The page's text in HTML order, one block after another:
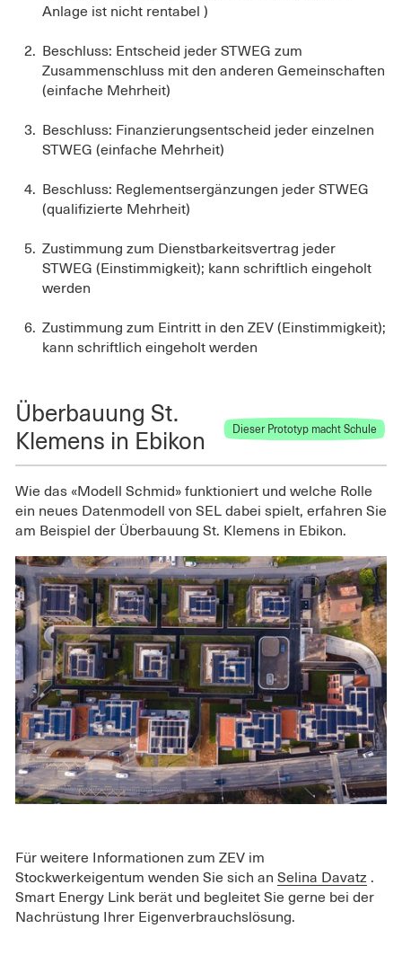
Anlage ist nicht rentabel )
Beschluss: Entscheid jeder STWEG zum
Zusammenschluss mit den anderen Gemeinschaften
(einfache Mehrheit)
Beschluss: Finanzierungsentscheid jeder einzelnen
STWEG (einfache Mehrheit)
Beschluss: Reglementsergänzungen jeder STWEG
(qualifizierte Mehrheit)
Zustimmung zum Dienstbarkeitsvertrag jeder
STWEG (Einstimmigkeit); kann schriftlich eingeholt
werden
Zustimmung zum Eintritt in den ZEV (Einstimmigkeit);
kann schriftlich eingeholt werden
Überbauung St.
Klemens in Ebikon
Dieser Prototyp macht Schule
Wie das «Modell Schmid» funktioniert und welche Rolle
ein neues Datenmodell von SEL dabei spielt, erfahren Sie
am Beispiel der Überbauung St. Klemens in Ebikon.
Für weitere Informationen zum ZEV im
Stockwerkeigentum wenden Sie sich an Selina Davatz .
Smart Energy Link berät und begleitet Sie gerne bei der
Nachrüstung Ihrer Eigenverbrauchslösung.